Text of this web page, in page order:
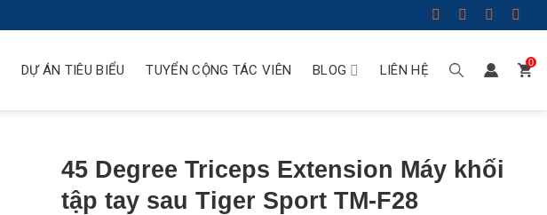
DỰ ÁN TIÊU BIỂU TUYỂN CỘNG TÁC VIÊN BLOG LIÊN HỆ 0
45 Degree Triceps Extension Máy khối
tập tay sau Tiger Sport TM-F28